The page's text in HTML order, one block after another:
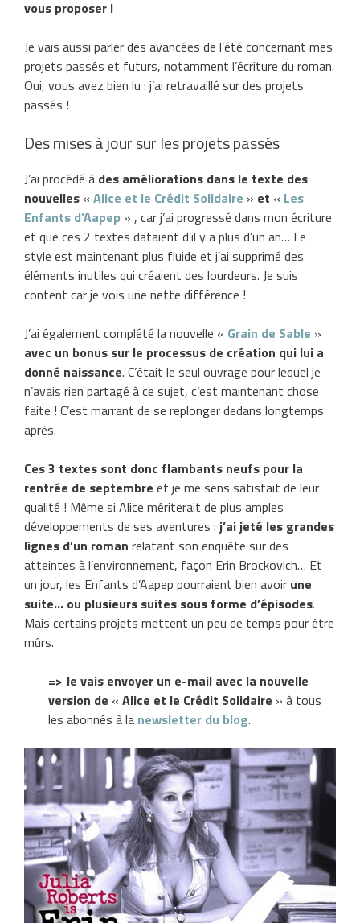
vous proposer !
Je vais aussi parler des avancées de l’été concernant mes
projets passés et futurs, notamment l’écriture du roman.
Oui, vous avez bien lu : j’ai retravaillé sur des projets
passés !
Des mises à jour sur les projets passés
J’ai procédé à des améliorations dans le texte des
nouvelles « Alice et le Crédit Solidaire » et « Les
Enfants d’Aapep » , car j’ai progressé dans mon écriture
et que ces 2 textes dataient d’il y a plus d’un an… Le
style est maintenant plus fluide et j’ai supprimé des
éléments inutiles qui créaient des lourdeurs. Je suis
content car je vois une nette différence !
J’ai également complété la nouvelle « Grain de Sable »
avec un bonus sur le processus de création qui lui a
donné naissance. C’était le seul ouvrage pour lequel je
n’avais rien partagé à ce sujet, c’est maintenant chose
faite ! C’est marrant de se replonger dedans longtemps
après.
Ces 3 textes sont donc flambants neufs pour la
rentrée de septembre et je me sens satisfait de leur
qualité ! Même si Alice mériterait de plus amples
développements de ses aventures : j’ai jeté les grandes
lignes d’un roman relatant son enquête sur des
atteintes à l’environnement, façon Erin Brockovich… Et
un jour, les Enfants d’Aapep pourraient bien avoir une
suite… ou plusieurs suites sous forme d’épisodes.
Mais certains projets mettent un peu de temps pour être
mûrs.
=> Je vais envoyer un e-mail avec la nouvelle
version de « Alice et le Crédit Solidaire » à tous
les abonnés à la newsletter du blog.